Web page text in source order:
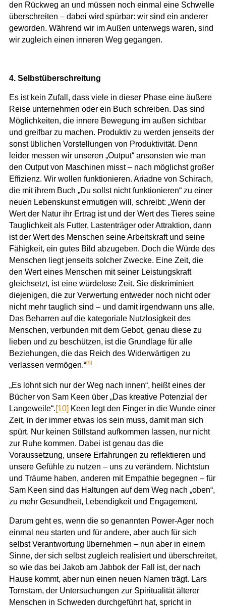
den Rückweg an und müssen noch einmal eine Schwelle
überschreiten – dabei wird spürbar: wir sind ein anderer
geworden. Während wir im Außen unterwegs waren, sind
wir zugleich einen inneren Weg gegangen.
4. Selbstüberschreitung
Es ist kein Zufall, dass viele in dieser Phase eine äußere
Reise unternehmen oder ein Buch schreiben. Das sind
Möglichkeiten, die innere Bewegung im außen sichtbar
und greifbar zu machen. Produktiv zu werden jenseits der
sonst üblichen Vorstellungen von Produktivität. Denn
leider messen wir unseren „Output“ ansonsten wie man
den Output von Maschinen misst – nach möglichst großer
Effizienz. Wir wollen funktionieren. Ariadne von Schirach,
die mit ihrem Buch „Du sollst nicht funktionieren“ zu einer
neuen Lebenskunst ermutigen will, schreibt: „Wenn der
Wert der Natur ihr Ertrag ist und der Wert des Tieres seine
Tauglichkeit als Futter, Lastenträger oder Attraktion, dann
ist der Wert des Menschen seine Arbeitskraft und seine
Fähigkeit, ein gutes Bild abzugeben. Doch die Würde des
Menschen liegt jenseits solcher Zwecke. Eine Zeit, die
den Wert eines Menschen mit seiner Leistungskraft
gleichsetzt, ist eine würdelose Zeit. Sie diskriminiert
diejenigen, die zur Verwertung entweder noch nicht oder
nicht mehr tauglich sind – und damit irgendwann uns alle.
Das Beharren auf die kategoriale Nutzlosigkeit des
Menschen, verbunden mit dem Gebot, genau diese zu
lieben und zu beschützen, ist die Grundlage für alle
Beziehungen, die das Reich des Widerwärtigen zu
verlassen vermögen.“[9]
„Es lohnt sich nur der Weg nach innen“, heißt eines der
Bücher von Sam Keen über „Das kreative Potenzial der
Langeweile“.[10] Keen legt den Finger in die Wunde einer
Zeit, in der immer etwas los sein muss, damit man sich
spürt. Nur keinen Stillstand aufkommen lassen, nur nicht
zur Ruhe kommen. Dabei ist genau das die
Voraussetzung, unsere Erfahrungen zu reflektieren und
unsere Gefühle zu nutzen – uns zu verändern. Nichtstun
und Träume haben, anderen mit Empathie begegnen – für
Sam Keen sind das Haltungen auf dem Weg nach „oben“,
zu mehr Gesundheit, Lebendigkeit und Engagement.
Darum geht es, wenn die so genannten Power-Ager noch
einmal neu starten und für andere, aber auch für sich
selbst Verantwortung übernehmen – nun aber in einem
Sinne, der sich selbst zugleich realisiert und überschreitet,
so wie das bei Jakob am Jabbok der Fall ist, der nach
Hause kommt, aber nun einen neuen Namen trägt. Lars
Tornstam, der Untersuchungen zur Spiritualität älterer
Menschen in Schweden durchgeführt hat, spricht in